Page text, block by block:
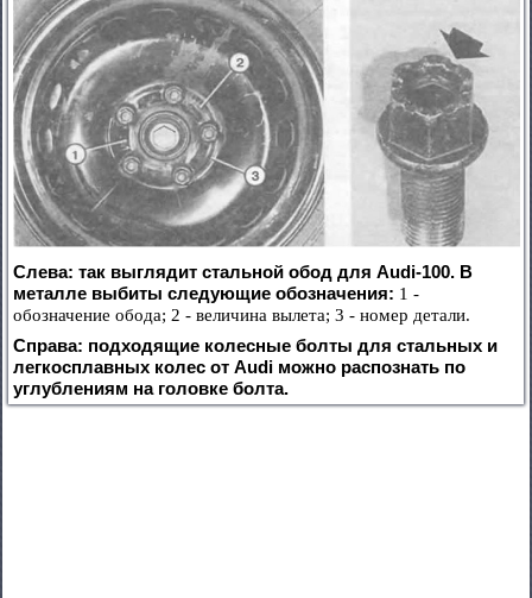
Слева: так выглядит стальной обод для Audi-100. В
металле выбиты следующие обозначения: 1 -
обозначение обода; 2 - величина вылета; 3 - номер детали.
Справа: подходящие колесные болты для стальных и
легкосплавных колес от Audi можно распознать по
углублениям на головке болта.